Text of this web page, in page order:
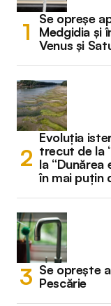
Se opreșe
Medgidia și
Venus și
Evoluția
trecut de la
la
în mai puțin
Se oprește
Pescărie